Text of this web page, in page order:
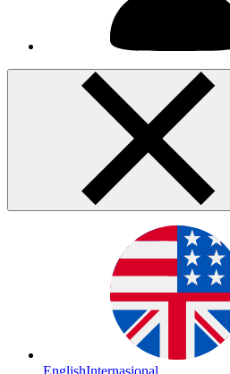
EnglishInternasional